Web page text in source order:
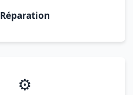
Réparation
⚙️